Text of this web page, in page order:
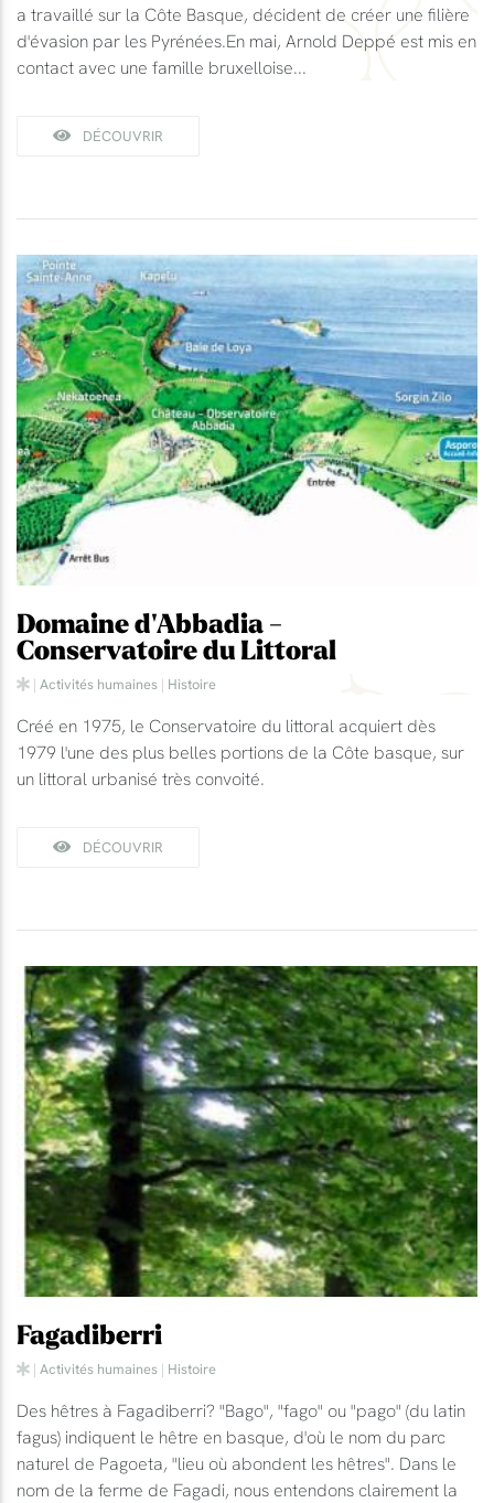
a travaillé sur la Côte Basque, décident de créer une filière
d'évasion par les Pyrénées.En mai, Arnold Deppé est mis en
contact avec une famille bruxelloise...
DÉCOUVRIR
Domaine d'Abbadia -
Conservatoire du Littoral
| Activités humaines | Histoire
Créé en 1975, le Conservatoire du littoral acquiert dès
1979 l'une des plus belles portions de la Côte basque, sur
un littoral urbanisé très convoité.
DÉCOUVRIR
Fagadiberri
| Activités humaines | Histoire
Des hêtres à Fagadiberri? "Bago", "fago" ou "pago" (du latin
fagus) indiquent le hêtre en basque, d'où le nom du parc
naturel de Pagoeta, "lieu où abondent les hêtres". Dans le
nom de la ferme de Fagadi, nous entendons clairement la